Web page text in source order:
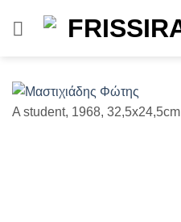
A student, 1968, 32,5x24,5cm